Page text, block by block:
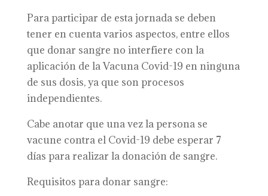
Para participar de esta jornada se deben
tener en cuenta varios aspectos, entre ellos
que donar sangre no interfiere con la
aplicación de la Vacuna Covid-19 en ninguna
de sus dosis, ya que son procesos
independientes.
Cabe anotar que una vez la persona se
vacune contra el Covid-19 debe esperar 7
días para realizar la donación de sangre.
Requisitos para donar sangre: